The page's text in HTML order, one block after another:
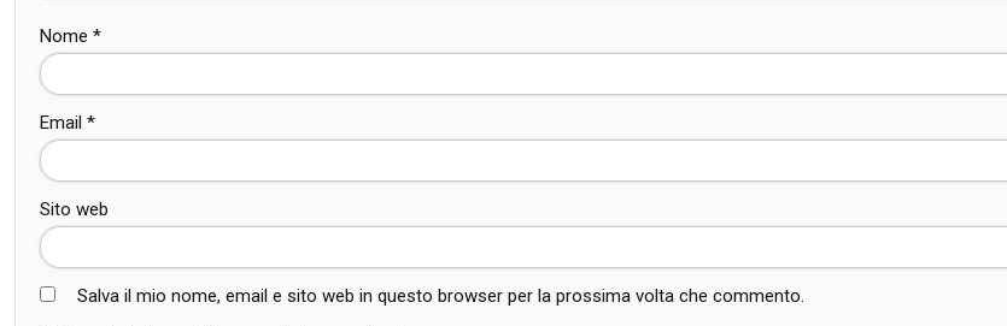
Nome *
Email *
Sito web
Salva il mio nome, email e sito web in questo browser per la prossima volta che commento.